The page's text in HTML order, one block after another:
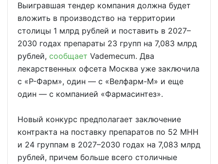
Выигравшая тендер компания должна будет
вложить в производство на территории
столицы 1 млрд рублей и поставить в 2027–
2030 годах препараты 23 групп на 7,083 млрд
рублей, сообщает Vademecum. Два
лекарственных офсета Москва уже заключила
с «Р-Фарм», один — с «Велфарм-М» и еще
один — с компанией «Фармасинтез».
Новый конкурс предполагает заключение
контракта на поставку препаратов по 52 МНН
и 24 группам в 2027–2030 годах на 7,083 млрд
рублей, причем больше всего столичные